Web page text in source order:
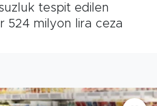
tespit edilen
524 milyon lira ceza